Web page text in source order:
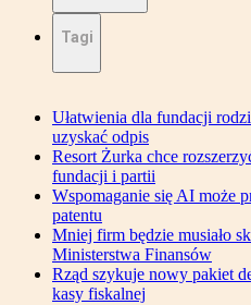
Tagi
Ułatwienia dla fundacji
uzyskać odpis
Resort Żurka chce
fundacji i partii
Wspomaganie się AI może
patentu
Mniej firm będzie musiało
Ministerstwa Finansów
Rząd szykuje nowy pakiet
kasy fiskalnej